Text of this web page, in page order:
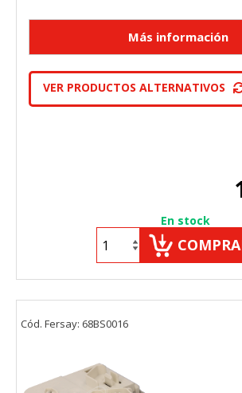
VER PRODUCTOS ALTERNATIVOS
En stock
Cód. Fersay: 68BS0016